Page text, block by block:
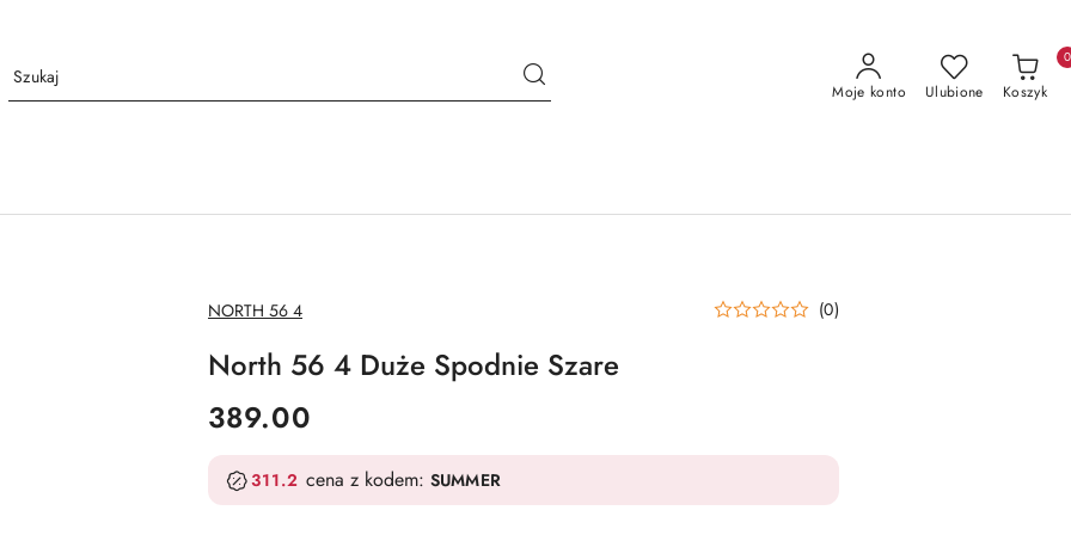
Moje konto Ulubione Koszyk
0
NAZWA
PRODUCENTA:
NORTH 56 4 (0)
North 56 4 Duże Spodnie Szare
cena:
389.00
311.2 cena z kodem: SUMMER